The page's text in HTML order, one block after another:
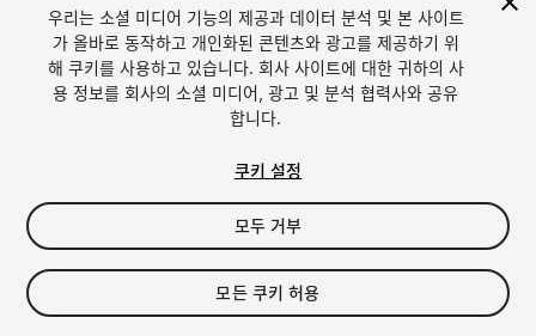
1/19
$29.99
세금/부가세는 결제 시 반영됩니다.
우리는 소셜 미디어 기능의 제공과 데이터 분석 및 본 사이트
가 올바로 동작하고 개인화된 콘텐츠와 광고를 제공하기 위
해 쿠키를 사용하고 있습니다. 회사 사이트에 대한 귀하의 사
용 정보를 회사의 소셜 미디어, 광고 및 분석 협력사와 공유
합니다.
쿠키 설정
모두 거부
모든 쿠키 허용